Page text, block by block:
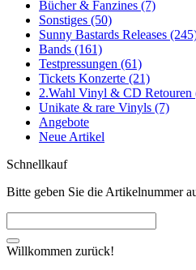
Bücher & Fanzines (7)
Sonstiges (50)
Sunny Bastards Releases
Bands (161)
Testpressungen (61)
Tickets Konzerte (21)
2.Wahl Vinyl & CD Retouren
Unikate & rare Vinyls (7)
Angebote
Neue Artikel
Schnellkauf
Bitte geben Sie die Artikelnummer
Willkommen zurück!